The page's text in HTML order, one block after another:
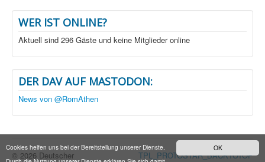
OK
Cookies helfen uns bei der Bereitstellung unserer Dienste.
WER IST ONLINE?
Aktuell sind 296 Gäste und keine Mitglieder online
DER DAV AUF MASTODON:
News von @RomAthen
TPL_PROTOSTAR_BACKTOTOP
© 2026 Deutscher